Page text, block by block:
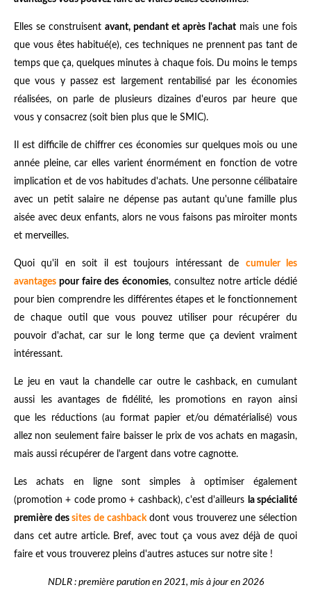
Elles se construisent avant, pendant et après l'achat mais une fois
que vous êtes habitué(e), ces techniques ne prennent pas tant de
temps que ça, quelques minutes à chaque fois. Du moins le temps
que vous y passez est largement rentabilisé par les économies
réalisées, on parle de plusieurs dizaines d'euros par heure que
vous y consacrez (soit bien plus que le SMIC).
Il est difficile de chiffrer ces économies sur quelques mois ou une
année pleine, car elles varient énormément en fonction de votre
implication et de vos habitudes d'achats. Une personne célibataire
avec un petit salaire ne dépense pas autant qu'une famille plus
aisée avec deux enfants, alors ne vous faisons pas miroiter monts
et merveilles.
Quoi qu'il en soit il est toujours intéressant de cumuler les
avantages pour faire des économies, consultez notre article dédié
pour bien comprendre les différentes étapes et le fonctionnement
de chaque outil que vous pouvez utiliser pour récupérer du
pouvoir d'achat, car sur le long terme que ça devient vraiment
intéressant.
Le jeu en vaut la chandelle car outre le cashback, en cumulant
aussi les avantages de fidélité, les promotions en rayon ainsi
que les réductions (au format papier et/ou dématérialisé) vous
allez non seulement faire baisser le prix de vos achats en magasin,
mais aussi récupérer de l'argent dans votre cagnotte.
Les achats en ligne sont simples à optimiser également
(promotion + code promo + cashback), c'est d'ailleurs la spécialité
première dessites de cashbackdont vous trouverez une sélection
dans cet autre article. Bref, avec tout ça vous avez déjà de quoi
faire et vous trouverez pleins d'autres astuces sur notre site !
NDLR : première parution en 2021, mis à jour en 2026